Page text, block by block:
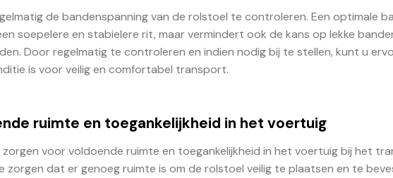
de bandenspanning van de rolstoel te controleren. Een optimale
soepelere en stabielere rit, maar vermindert ook de kans op lekke
Door regelmatig te controleren en indien nodig bij te stellen, kunt u
is voor veilig en comfortabel transport.
ruimte en toegankelijkheid in het voertuig
voor voldoende ruimte en toegankelijkheid in het voertuig bij het
dat er genoeg ruimte is om de rolstoel veilig te plaatsen en te